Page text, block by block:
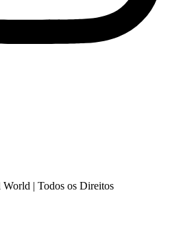
| Todos os Direitos